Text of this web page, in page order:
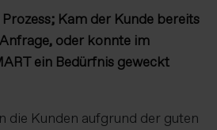
Kam der Kunde bereits
oder konnte im
ein Bedürfnis geweckt
die Kunden aufgrund der guten